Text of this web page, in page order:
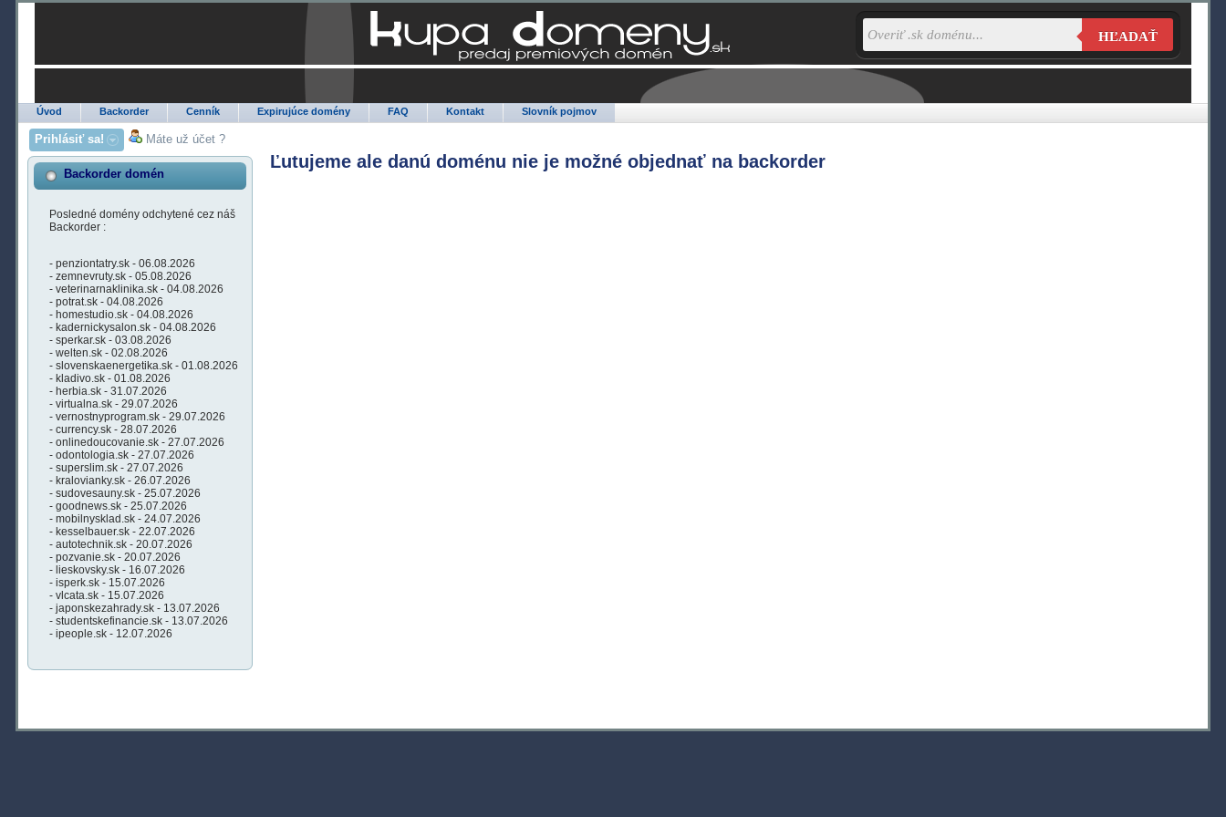
Úvod Backorder Cenník Expirujúce domény FAQ Kontakt Slovník pojmov
HĽADAŤ
Prihlásiť sa! Máte už účet ?
Backorder domén
Posledné domény odchytené cez náš
Backorder :
- penziontatry.sk - 06.08.2026
- zemnevruty.sk - 05.08.2026
- veterinarnaklinika.sk - 04.08.2026
- potrat.sk - 04.08.2026
- homestudio.sk - 04.08.2026
- kadernickysalon.sk - 04.08.2026
- sperkar.sk - 03.08.2026
- welten.sk - 02.08.2026
- slovenskaenergetika.sk - 01.08.2026
- kladivo.sk - 01.08.2026
- herbia.sk - 31.07.2026
- virtualna.sk - 29.07.2026
- vernostnyprogram.sk - 29.07.2026
- currency.sk - 28.07.2026
- onlinedoucovanie.sk - 27.07.2026
- odontologia.sk - 27.07.2026
- superslim.sk - 27.07.2026
- kralovianky.sk - 26.07.2026
- sudovesauny.sk - 25.07.2026
- goodnews.sk - 25.07.2026
- mobilnysklad.sk - 24.07.2026
- kesselbauer.sk - 22.07.2026
- autotechnik.sk - 20.07.2026
- pozvanie.sk - 20.07.2026
- lieskovsky.sk - 16.07.2026
- isperk.sk - 15.07.2026
- vlcata.sk - 15.07.2026
- japonskezahrady.sk - 13.07.2026
- studentskefinancie.sk - 13.07.2026
- ipeople.sk - 12.07.2026
Ľutujeme ale danú doménu nie je možné objednať na backorder